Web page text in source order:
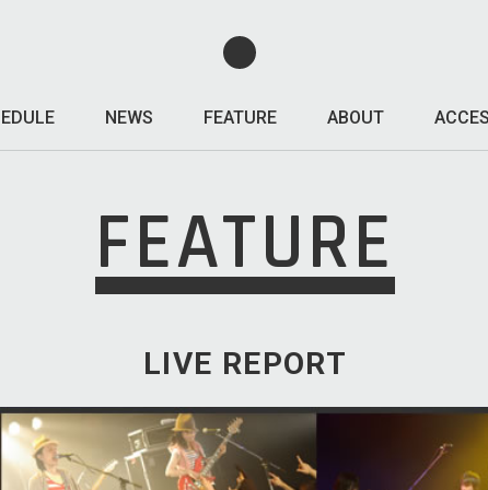
NEWS FEATURE ABOUT
FEATURE
LIVE REPORT